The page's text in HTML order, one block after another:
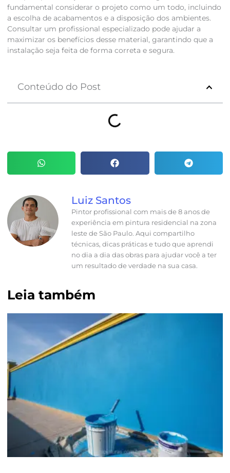
fundamental considerar o projeto como um todo, incluindo
a escolha de acabamentos e a disposição dos ambientes.
Consultar um profissional especializado pode ajudar a
maximizar os benefícios desse material, garantindo que a
instalação seja feita de forma correta e segura.
Conteúdo do Post
Luiz Santos
Pintor profissional com mais de 8 anos de
experiência em pintura residencial na zona
leste de São Paulo. Aqui compartilho
técnicas, dicas práticas e tudo que aprendi
no dia a dia das obras para ajudar você a ter
um resultado de verdade na sua casa.
Leia também